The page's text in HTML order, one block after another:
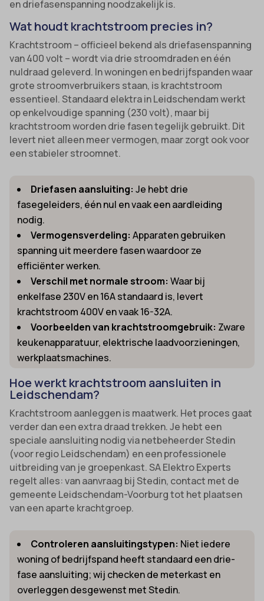
en driefasenspanning noodzakelijk is.
Wat houdt krachtstroom precies in?
Krachtstroom – officieel bekend als driefasenspanning
van 400 volt – wordt via drie stroomdraden en één
nuldraad geleverd. In woningen en bedrijfspanden waar
grote stroomverbruikers staan, is krachtstroom
essentieel. Standaard elektra in Leidschendam werkt
op enkelvoudige spanning (230 volt), maar bij
krachtstroom worden drie fasen tegelijk gebruikt. Dit
levert niet alleen meer vermogen, maar zorgt ook voor
een stabieler stroomnet.
Driefasen aansluiting: Je hebt drie
fasegeleiders, één nul en vaak een aardleiding
nodig.
Vermogensverdeling: Apparaten gebruiken
spanning uit meerdere fasen waardoor ze
efficiënter werken.
Verschil met normale stroom: Waar bij
enkelfase 230V en 16A standaard is, levert
krachtstroom 400V en vaak 16-32A.
Voorbeelden van krachtstroomgebruik: Zware
keukenapparatuur, elektrische laadvoorzieningen,
werkplaatsmachines.
Hoe werkt krachtstroom aansluiten in
Leidschendam?
Krachtstroom aanleggen is maatwerk. Het proces gaat
verder dan een extra draad trekken. Je hebt een
speciale aansluiting nodig via netbeheerder Stedin
(voor regio Leidschendam) en een professionele
uitbreiding van je groepenkast. SA Elektro Experts
regelt alles: van aanvraag bij Stedin, contact met de
gemeente Leidschendam-Voorburg tot het plaatsen
van een aparte krachtgroep.
Controleren aansluitingstypen: Niet iedere
woning of bedrijfspand heeft standaard een drie-
fase aansluiting; wij checken de meterkast en
overleggen desgewenst met Stedin.